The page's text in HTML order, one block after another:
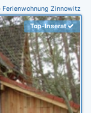
Ferienwohnung Zinnowitz
Top-Inserat